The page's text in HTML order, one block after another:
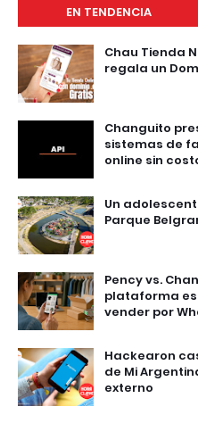
EN TENDENCIA
Chau Tienda
regala un
Changuito
sistemas de
online sin
Un
Parque
Pency vs.
plataforma
vender por
Hackearon
de Mi
externo